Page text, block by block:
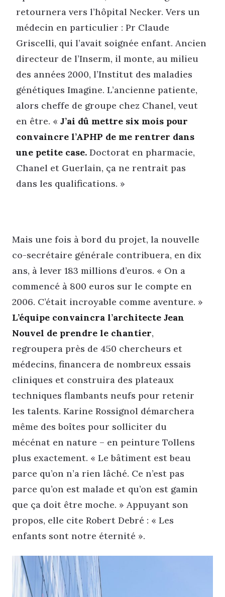
retournera vers l’hôpital Necker. Vers un
médecin en particulier : Pr Claude
Griscelli, qui l’avait soignée enfant. Ancien
directeur de l’Inserm, il monte, au milieu
des années 2000, l’Institut des maladies
génétiques Imagine. L’ancienne patiente,
alors cheffe de groupe chez Chanel, veut
en être. « J’ai dû mettre six mois pour
convaincre l’APHP de me rentrer dans
une petite case. Doctorat en pharmacie,
Chanel et Guerlain, ça ne rentrait pas
dans les qualifications. »
Mais une fois à bord du projet, la nouvelle
co-secrétaire générale contribuera, en dix
ans, à lever 183 millions d’euros. « On a
commencé à 800 euros sur le compte en
2006. C’était incroyable comme aventure. »
L’équipe convaincra l’architecte Jean
Nouvel de prendre le chantier,
regroupera près de 450 chercheurs et
médecins, financera de nombreux essais
cliniques et construira des plateaux
techniques flambants neufs pour retenir
les talents. Karine Rossignol démarchera
même des boîtes pour solliciter du
mécénat en nature – en peinture Tollens
plus exactement. « Le bâtiment est beau
parce qu’on n’a rien lâché. Ce n’est pas
parce qu’on est malade et qu’on est gamin
que ça doit être moche. » Appuyant son
propos, elle cite Robert Debré : « Les
enfants sont notre éternité ».